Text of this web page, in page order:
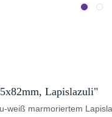
Lapislazuli"
weiß marmoriertem